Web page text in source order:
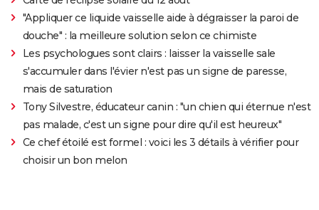
"Appliquer ce liquide vaisselle aide à dégraisser la paroi de
douche" : la meilleure solution selon ce chimiste
Les psychologues sont clairs : laisser la vaisselle sale
s'accumuler dans l'évier n'est pas un signe de paresse,
mais de saturation
Tony Silvestre, éducateur canin : "un chien qui éternue n'est
pas malade, c'est un signe pour dire qu'il est heureux"
Ce chef étoilé est formel : voici les 3 détails à vérifier pour
choisir un bon melon